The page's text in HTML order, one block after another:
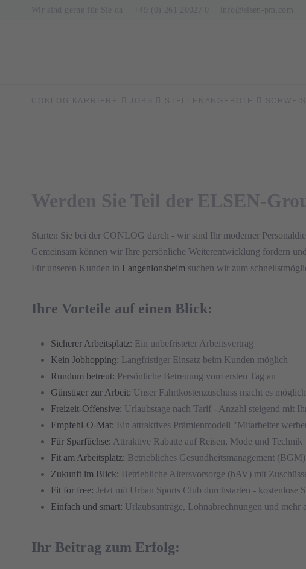
CONLOG KARRIERE JOBS STELLENANGEBOTE
in Langenlonsheim
Werden Sie Teil der ELSEN-
Starten Sie bei der CONLOG durch - wir sind Ihr moderner
Gemeinsam können wir Ihre persönliche Weiterentwicklung fördern
Für unseren Kunden in Langenlonsheim suchen wir zum
Ihre Vorteile auf einen Blick:
Sicherer Arbeitsplatz: Ein unbefristeter Arbeitsvertrag
Kein Jobhopping: Langfristiger Einsatz beim Kunden möglich
Rundum betreut: Persönliche Betreuung vom ersten Tag an
Günstiger zur Arbeit: Unser Fahrtkostenzuschuss macht es möglich
Freizeit-Offensive: Urlaubstage nach Tarif - Anzahl steigend mit
Empfehl-O-Mat: Ein attraktives Prämienmodell "Mitarbeiter
Für Sparfüchse: Attraktive Rabatte auf Reisen, Mode und Technik
Fit am Arbeitsplatz: Betriebliches Gesundheitsmanagement (BGM)
Zukunft im Blick: Betriebliche Altersvorsorge (bAV) mit
Fit for free: Jetzt mit Urban Sports Club durchstarten - kostenlose
Einfach und smart: Urlaubsanträge, Lohnabrechnungen und mehr
Ihr Beitrag zum Erfolg: